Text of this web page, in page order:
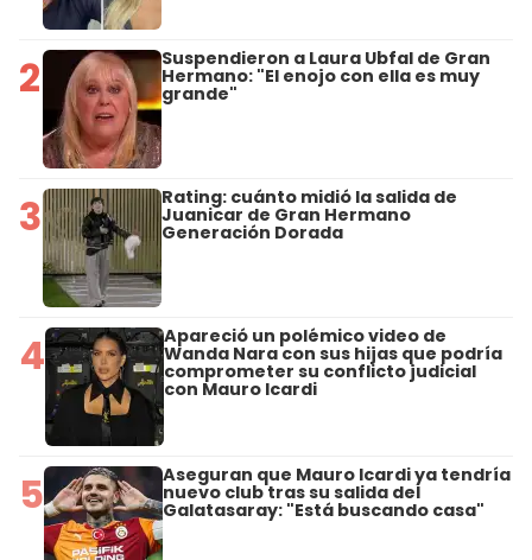
2 Suspendieron a Laura Ubfal de Gran
Hermano: "El enojo con ella es muy
grande"
3 Rating: cuánto midió la salida de
Juanicar de Gran Hermano
Generación Dorada
4 Apareció un polémico video de
Wanda Nara con sus hijas que podría
comprometer su conflicto judicial
con Mauro Icardi
5 Aseguran que Mauro Icardi ya tendría
nuevo club tras su salida del
Galatasaray: "Está buscando casa"